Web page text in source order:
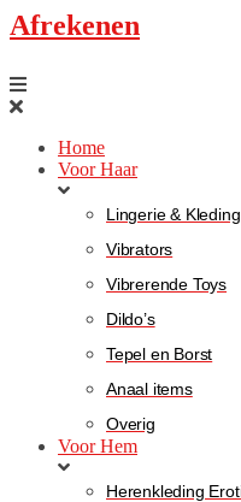
Afrekenen
Home
Voor Haar
Lingerie & Kleding
Vibrators
Vibrerende Toys
Dildo’s
Tepel en Borst
Anaal items
Overig
Voor Hem
Herenkleding